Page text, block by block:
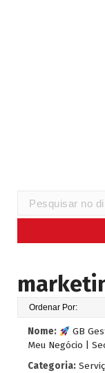
Nome:
GB
Meu Negócio |
Categoria: